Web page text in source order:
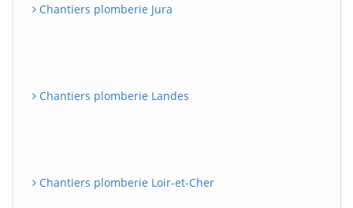
Chantiers plomberie Jura
Chantiers plomberie Landes
Chantiers plomberie Loir-et-Cher